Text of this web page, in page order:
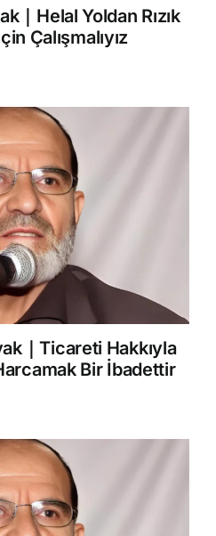
｜Helal Yoldan Rızık
Çalışmalıyız
｜Ticareti Hakkıyla
Bir İbadettir